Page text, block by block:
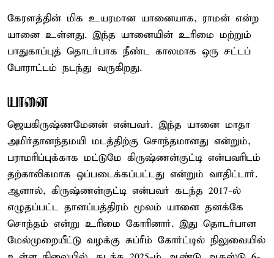
கேரளத்தின் மிக உயரமான யானையாக, ராமன் என்ற
யானை உள்ளது. இந்த யானையின் உரிமை மற்றும்
பாதுகாப்புத் தொடர்பாக நீண்ட காலமாக ஒரு சட்டப்
போராட்டம் நடந்து வருகிறது.
யானை
ஜெயகிருஷ்ணமேனன் என்பவர். இந்த யானை மாதா
அமிர்தானந்தமயி மடத்திற்கு சொந்தமானது என்றும்,
பராமரிப்புக்காக மட்டுமே கிருஷ்ணன்குட்டி என்பவரிடம்
தற்காலிகமாக ஒப்படைக்கப்பட்டது என்றும் வாதிட்டார்.
ஆனால், கிருஷ்ணன்குட்டி என்பவர் கடந்த 2017-ல்
எழுதப்பட்ட தானப்பத்திரம் மூலம் யானை தனக்கே
சொந்தம் என்று உரிமை கோரினார். இது தொடர்பான
மேல்முறையீட்டு வழக்கு சுப்ரீம் கோர்ட்டில் நிலுவையில்